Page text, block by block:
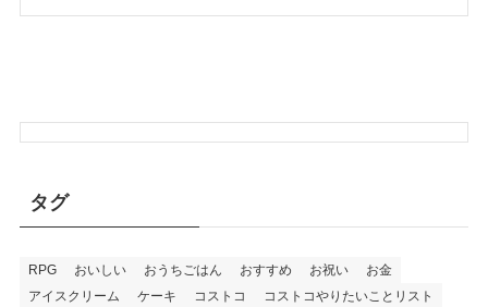
タグ
RPG おいしい おうちごはん おすすめ お祝い
お金
アイスクリーム
ケーキ コストコ コストコやりたいことリスト